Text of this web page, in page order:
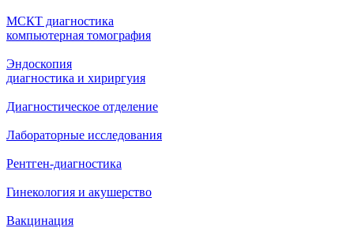
МСКТ диагностика
компьютерная томография
Эндоскопия
диагностика и хириргуия
Диагностическое отделение
Лабораторные исследования
Рентген-диагностика
Гинекология и акушерство
Вакцинация